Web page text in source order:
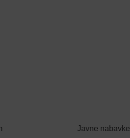
Javne nabavke